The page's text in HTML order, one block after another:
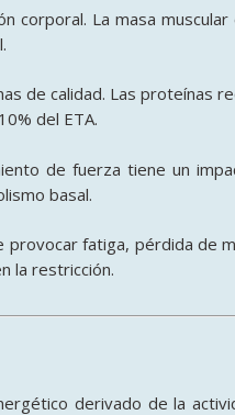
corporal. La masa
.
de calidad. Las proteínas
del ETA.
de fuerza tiene un
basal.
fatiga, pérdida de
la restricción.
derivado de la